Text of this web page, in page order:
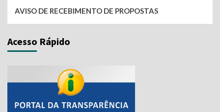
AVISO DE RECEBIMENTO DE PROPOSTAS
Acesso Rápido